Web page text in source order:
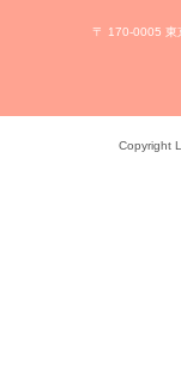
〒 170-0005 東
Copyright